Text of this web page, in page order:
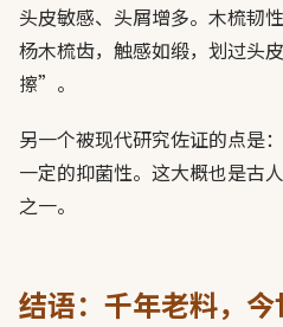
头皮敏感、头屑增多。木梳韧
杨木梳齿，触感如缎，划过
擦”。
另一个被现代研究佐证的点是
一定的抑菌性。这大概也是
之一。
结语：千年老料，